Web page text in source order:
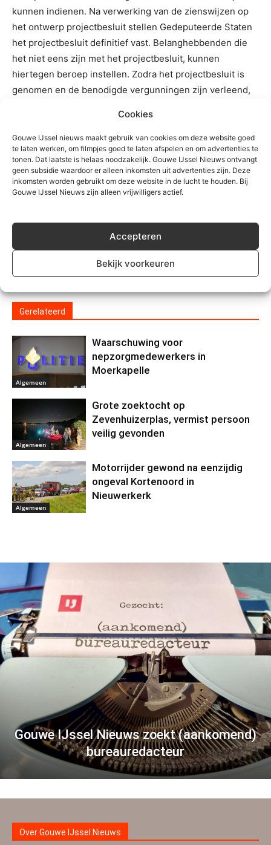
Cookies
Gouwe IJssel nieuws maakt gebruik van cookies om deze website goed
te laten werken, om filmpjes goed te laten afspelen en om advertenties te
tonen. Dat laatste is helaas noodzakelijk. Gouwe IJssel Nieuws ontvangt
geen subsidie waardoor er alleen inkomsten uit advertenties zijn. Deze
inkomsten worden gebruikt om deze website in de lucht te houden. Bij
Gouwe IJssel Nieuws zijn alleen vrijwilligers actief.
Accepteren
Bekijk voorkeuren
kunnen indienen. Na verwerking van de zienswijzen op
het ontwerp projectbesluit stellen Gedeputeerde Staten
het projectbesluit definitief vast. Belanghebbenden die
het niet eens zijn met het projectbesluit, kunnen
hiertegen beroep instellen. Zodra het projectbesluit is
genomen en de benodigde vergunningen zijn verleend,
windmolens. Als alles volgens planning loopt, kunnen de
windmolens dan in 2032 gereed zijn en duurzame
elektriciteit gaan leveren.
TREFWOORDEN moerkapelle zevenhuizen Zuidplas
Gerelateerd
Algemeen
Waarschuwing voor
nepzorgmedewerkers in
Moerkapelle
Algemeen
Grote zoektocht op
Zevenhuizerplas, vermist persoon
veilig gevonden
Algemeen
Motorrijder gewond na eenzijdig
ongeval Kortenoord in
Nieuwerkerk
Gouwe IJssel Nieuws zoekt (aankomend)
bureauredacteur
Over Gouwe IJssel Nieuws